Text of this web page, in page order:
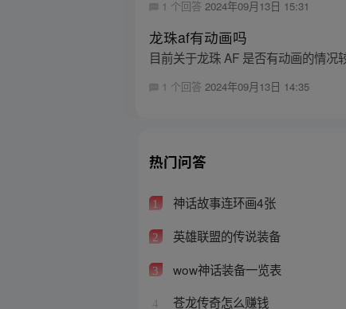
1 个回答 2024年09月13日 15:31
龙珠af有动画吗
目前关于龙珠 AF 是否有动画的情况
1 个回答2024年09月13日 14:35
热门问答
1 神话故事连环画4张
2 英雄联盟的传说装备
3 wow神话装备一览表
4 苍龙传奇怎么赚钱